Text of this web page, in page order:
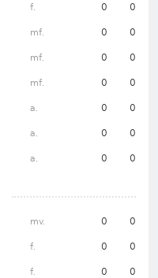
f. 0 0
mf. 0 0
mf. 0 0
mf. 0 0
a. 0 0
a. 0 0
a. 0 0
mv. 0 0
f. 0 0
f. 0 0